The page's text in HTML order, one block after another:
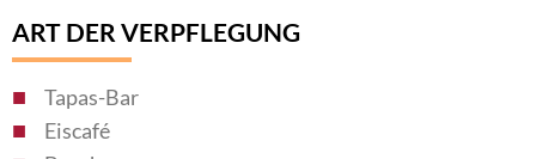
ART DER VERPFLEGUNG
Tapas-Bar
Eiscafé